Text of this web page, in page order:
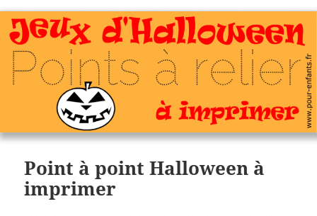
Charades, mots cachés, jeux,
devinettes, pour enfants.
Point à point Halloween à
imprimer